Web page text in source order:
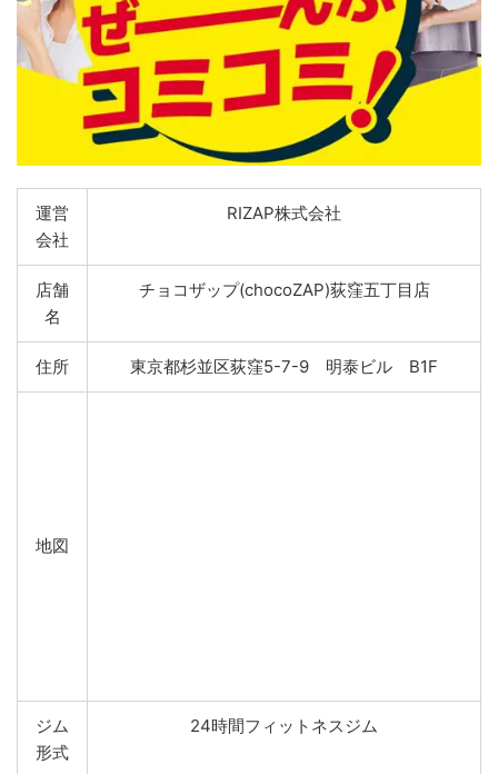
運営
会社
RIZAP株式会社
店舗
名
チョコザップ(chocoZAP)荻窪五丁目店
住所 東京都杉並区荻窪5-7-9 明泰ビル B1F
地図
ジム
形式
24時間フィットネスジム